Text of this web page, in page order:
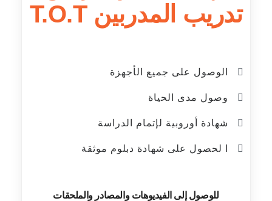
تدريب المدربين T.O.T
الوصول على جميع الأجهزة
وصول مدى الحياة
شهادة أوروبية لإتمام الدراسة
ا لحصول على شهادة دبلوم موثقة
للوصول إلى الفيديوهات والمصادر والملحقات